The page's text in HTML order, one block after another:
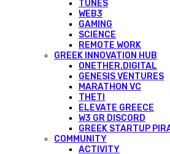
TUNES
WEB3
GAMING
SCIENCE
REMOTE WORK
GREEK INNOVATION HUB
ONETHER.DIGITAL
GENESIS VENTURES
MARATHON VC
THETI
ELEVATE GREECE
W3 GR DISCORD
GREEK STARTUP
COMMUNITY
ACTIVITY